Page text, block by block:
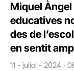
Miquel
educatives
des de
en sentit
11 - juliol - 2024 ·